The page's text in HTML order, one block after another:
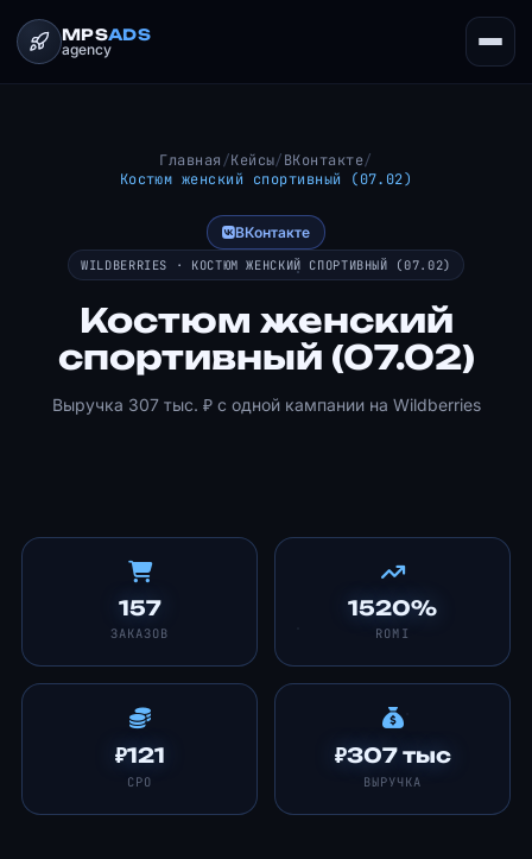
MPSADS
agency
Главная/Кейсы/ВКонтакте/
Костюм женский спортивный (07.02)
ВКонтакте
WILDBERRIES · КОСТЮМ ЖЕНСКИЙ СПОРТИВНЫЙ (07.02)
Костюм женский
спортивный (07.02)
Выручка 307 тыс. ₽ с одной кампании на Wildberries
157
ЗАКАЗОВ
1520%
ROMI
₽121
CPO
₽307 тыс
ВЫРУЧКА